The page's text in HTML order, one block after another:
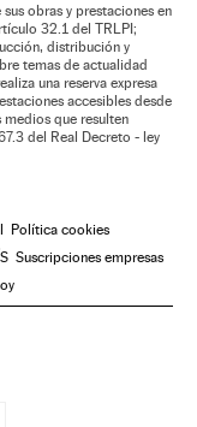
obras y prestaciones en
32.1 del TRLPI;
distribución y
temas de actualidad
una reserva expresa
accesibles desde
que resulten
del Real Decreto - ley
Política cookies
Suscripciones empresas